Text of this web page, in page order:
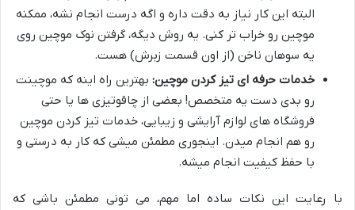
البته این کار نیاز به دقت داره و اگه درست انجام نشه، ممکنه
موچین رو خراب تر کنی. یه روش دیگه، گرفتن نوک موچین روی
یه سوهان ناخن (از اون قسمت زبرش) هست.
خدمات حرفه ای تیز کردن موچین: بهترین راه اینه که موچینت
رو بدی دست یه متخصص! بعضی از چاقوتیزی ها یا حتی
فروشگاه های لوازم آرایشی و زیبایی، خدمات تیز کردن موچین
رو هم انجام میدن. اینجوری مطمئن میشی که کار به درستی و
با حفظ کیفیت انجام میشه.
با رعایت این نکات ساده اما مهم، می تونی مطمئن باشی که